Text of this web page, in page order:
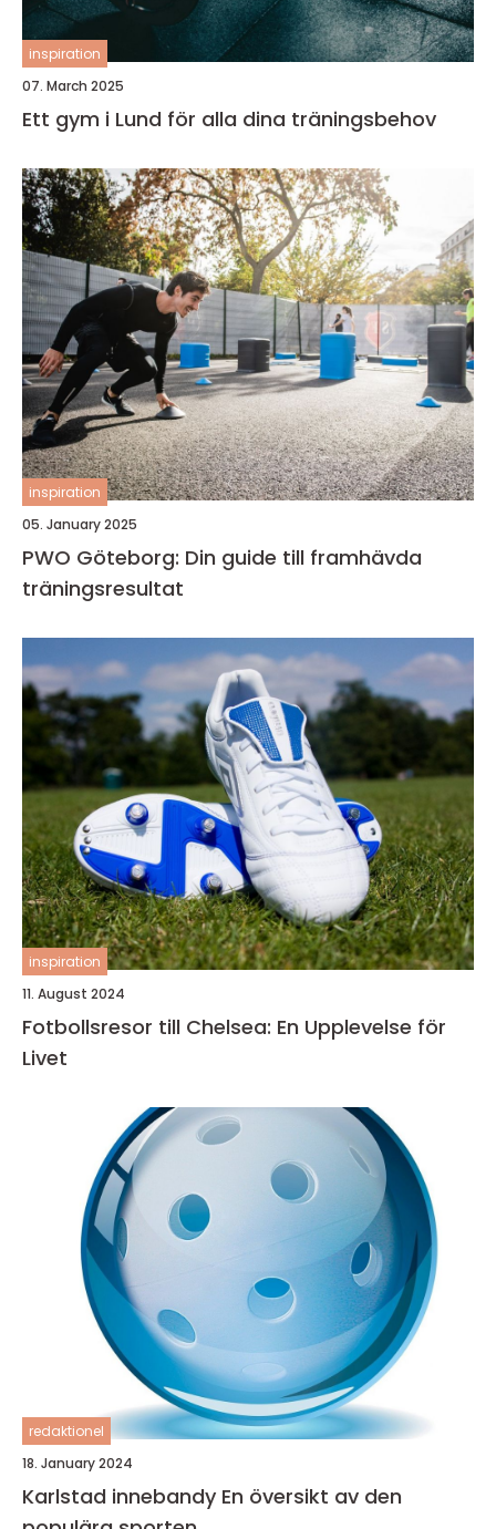
inspiration
07. March 2025
Ett gym i Lund för alla dina träningsbehov
inspiration
05. January 2025
PWO Göteborg: Din guide till framhävda
träningsresultat
inspiration
11. August 2024
Fotbollsresor till Chelsea: En Upplevelse för
Livet
redaktionel
18. January 2024
Karlstad innebandy En översikt av den